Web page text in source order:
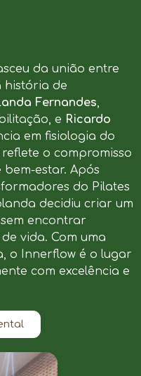
da união entre
história de
Fernandes,
e Ricardo
em fisiologia do
o compromisso
estar. Após
do Pilates
decidiu criar um
encontrar
vida. Com uma
o Innerflow é o lugar
com excelência e